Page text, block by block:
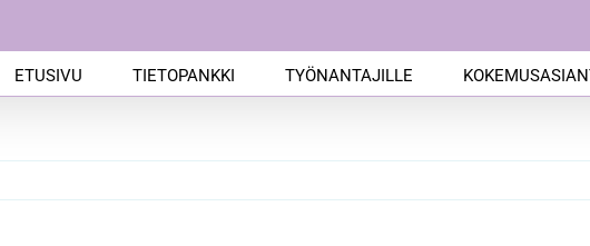
ETUSIVU TIETOPANKKI TYÖNANTAJILLE